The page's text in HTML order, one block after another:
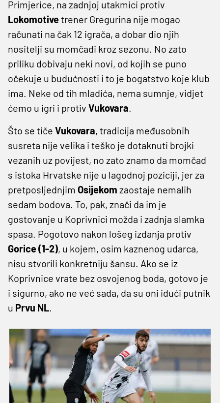
Primjerice, na zadnjoj utakmici protiv
Lokomotivetrener Gregurina nije mogao
računati na čak 12 igrača, a dobar dio njih
nositelji su momčadi kroz sezonu. No zato
priliku dobivaju neki novi, od kojih se puno
očekuje u budućnosti i to je bogatstvo koje klub
ima. Neke od tih mladića, nema sumnje, vidjet
ćemo u igri i protiv Vukovara.
Što se tiče Vukovara, tradicija međusobnih
susreta nije velika i teško je dotaknuti brojki
vezanih uz povijest, no zato znamo da momčad
s istoka Hrvatske nije u lagodnoj poziciji, jer za
pretposljednjim Osijekom zaostaje nemalih
sedam bodova. To, pak, znači da im je
gostovanje u Koprivnici možda i zadnja slamka
spasa. Pogotovo nakon lošeg izdanja protiv
Gorice(1-2), u kojem, osim kaznenog udarca,
nisu stvorili konkretniju šansu. Ako se iz
Koprivnice vrate bez osvojenog boda, gotovo je
i sigurno, ako ne već sada, da su oni idući putnik
u Prvu NL.